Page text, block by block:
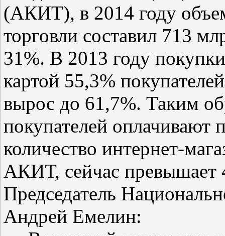
(АКИТ), в 2014 году
торговли составил 713
31%. В 2013 году
картой 55,3%
вырос до 61,7%. Таким
покупателей
количество интернет-
АКИТ, сейчас превышает
Председатель
Андрей Емелин: